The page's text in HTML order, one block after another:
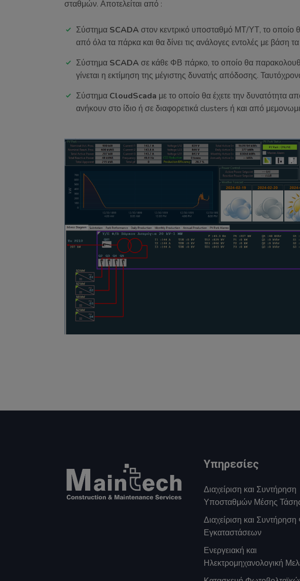
σταθμών. Αποτελείται από :
Σύστημα SCADAστον κεντρικό υποσταθμό ΜΤ/ΥΤ, το οποίο
από όλα τα πάρκα και θα δίνει τις ανάλογες εντολές με βάση
Σύστημα SCADAσε κάθε ΦΒ πάρκο, το οποίο θα
γίνεται η εκτίμηση της μέγιστης δυνατής απόδοσης.
Σύστημα CloudScada με το οποίο θα έχετε την
ανήκουν στο ίδιο ή σε διαφορετικά clusters ή και από
Υπηρεσίες
Διαχείριση και Συντήρηση
Υποσταθμών Μέσης
Διαχείριση και
Εγκαταστάσεων
Ενεργειακή και
Ηλεκτρομηχανολογική